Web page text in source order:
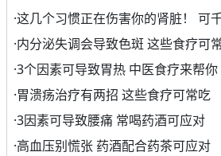
·这几个习惯正在伤害你的肾脏！ 可
·内分泌失调会导致色斑 这些食疗可
·3个因素可导致胃热 中医食疗来帮你
·胃溃疡治疗有两招 这些食疗可常吃
·3因素可导致腰痛 常喝药酒可应对
·高血压别慌张 药酒配合药茶可应对